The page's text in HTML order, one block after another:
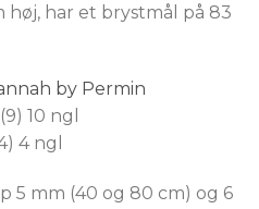
høj, har et brystmål på 83
by Permin
10 ngl
4 ngl
5 mm (40 og 80 cm) og 6